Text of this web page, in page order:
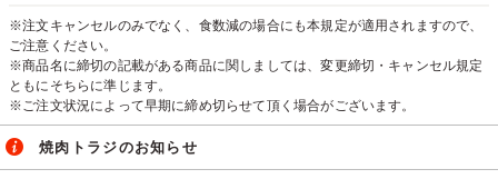
※注文キャンセルのみでなく、食数減の場合にも本規定が適用されますので、
ご注意ください。
※商品名に締切の記載がある商品に関しましては、変更締切・キャンセル規定
ともにそちらに準じます。
※ご注文状況によって早期に締め切らせて頂く場合がございます。
焼肉トラジのお知らせ